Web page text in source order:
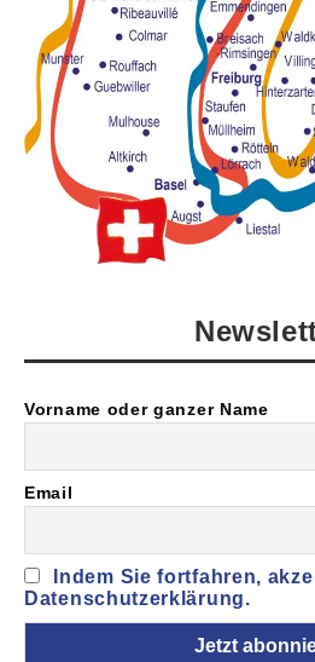
Vorname oder ganzer Name
Email
Indem Sie fortfahren,
Datenschutzerklärung.